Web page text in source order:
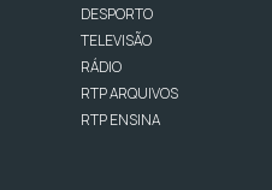
DESPORTO
TELEVISÃO
RÁDIO
RTP ARQUIVOS
RTP ENSINA